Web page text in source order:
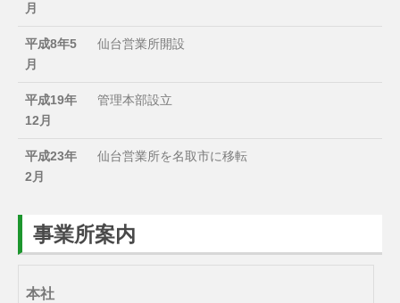
月
平成8年5
月
仙台営業所開設
平成19年
12月
管理本部設立
平成23年
2月
仙台営業所を名取市に移転
事業所案内
本社